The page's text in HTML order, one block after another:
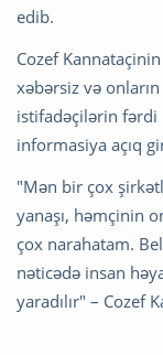
edib.
Cozef
xəbərsiz və
istifadəçilərin fərdi
informasiya açıq
"Mən bir çox
yanaşı, həmçinin
çox narahatam.
nəticədə insan
yaradılır" – Cozef